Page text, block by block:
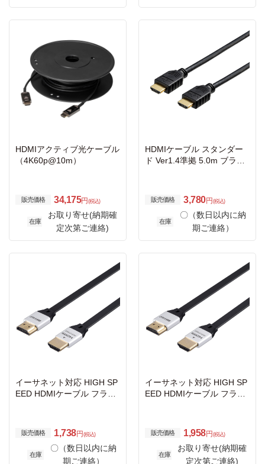
HDMIアクティブ光ケーブル
（4K60p@10m）
販売価格 34,175円 (税込)
在庫
お取り寄せ(納期確
定次第ご連絡)
HDMIケーブル スタンダー
ド Ver1.4準拠 5.0m ブラッ
販売価格 3,780円 (税込)
在庫
〇（数日以内に納
期ご連絡）
イーサネット対応 HIGH SP
EED HDMIケーブル フラッ
販売価格 1,738円 (税込)
在庫
〇（数日以内に納
期ご連絡）
イーサネット対応 HIGH SP
EED HDMIケーブル フラッ
販売価格 1,958円 (税込)
在庫
お取り寄せ(納期確
定次第ご連絡)